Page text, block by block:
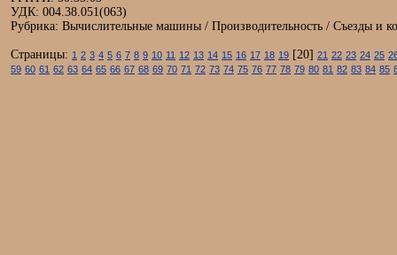
УДК: 004.38.051(063)
Рубрика: Вычислительные машины / Производительность / Съезды и
Страницы: 1 2 3 4 5 6 7 8 9 10 11 12 13 14 15 16 17 18 19 [20] 21 22 23 24 25
59 60 61 62 63 64 65 66 67 68 69 70 71 72 73 74 75 76 77 78 79 80 81 82 83 84 85